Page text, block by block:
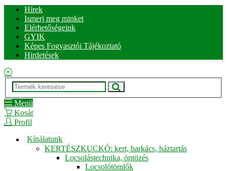
Hírek
Ismerj meg minket
Elérhetőségeink
GYIK
Képes Fogyasztói Tájékoztató
Hirdetések
Menü
Kosár
Profil
Kínálatunk
KERTÉSZKUCKÓ: kert, barkács, háztartás
Locsolástechnika, öntözés
Locsolótömlők